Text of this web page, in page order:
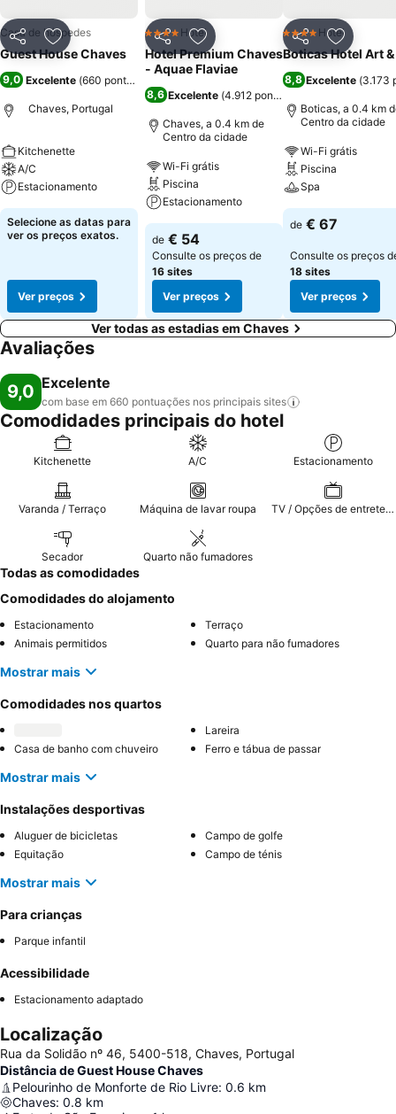
PartilharAdicionar aos favoritos
Casa de hóspedes
Guest House Chaves
9,0 Excelente (660 pontuações
Chaves, Portugal
Kitchenette
A/C
Estacionamento
Selecione as datas para
ver os preços exatos.
Ver preços
PartilharAdicionar aos favoritos
4 EstrelasHotel
Hotel Premium Chaves
- Aquae Flaviae
8,6 Excelente (4.912 pontuações
Chaves, a 0.4 km de
Centro da cidade
Wi-Fi grátis
Piscina
Estacionamento
de € 54
Consulte os preços de
16 sites
Ver preços
Partilhar
4 EstrelasHotel
Boticas Hotel Art &
8,8 Excelente (3.173
Boticas, a 0.4 km
Centro da cidade
Wi-Fi grátis
Piscina
Spa
de € 67
Consulte os preços
18 sites
Ver preços
Ver todas as estadias em Chaves
Avaliações
9,0 Excelente
com base em 660 pontuações nos principais sites
Comodidades principais do hotel
Kitchenette A/C Estacionamento
Varanda / Terraço Máquina de lavar roupa TV / Opções de entretenimento
Secador Quarto não fumadores
Todas as comodidades
Comodidades do alojamento
Estacionamento
Terraço
Animais permitidos
Quarto para não fumadores
Mostrar mais
Comodidades nos quartos
Lareira
Casa de banho com chuveiro
Ferro e tábua de passar
Mostrar mais
Instalações desportivas
Aluguer de bicicletas
Campo de golfe
Equitação
Campo de ténis
Mostrar mais
Para crianças
Parque infantil
Acessibilidade
Estacionamento adaptado
Localização
Rua da Solidão nº 46, 5400-518, Chaves, Portugal
Distância de Guest House Chaves
Pelourinho de Monforte de Rio Livre: 0.6 km
Chaves: 0.8 km